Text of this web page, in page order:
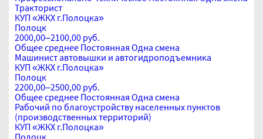
Тракторист
КУП «ЖКХ г.Полоцка»
Полоцк
2000,00–2100,00 руб.
Общее среднее Постоянная Одна смена
Машинист автовышки и автогидроподъемника
КУП «ЖКХ г.Полоцка»
Полоцк
2200,00–2500,00 руб.
Общее среднее Постоянная Одна смена
Рабочий по благоустройству населенных пунктов
(производственных территорий)
КУП «ЖКХ г.Полоцка»
Полоцк